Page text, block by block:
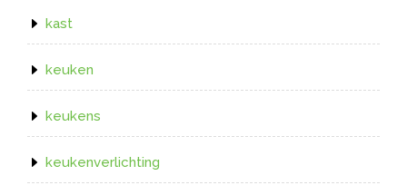
kast
keuken
keukens
keukenverlichting